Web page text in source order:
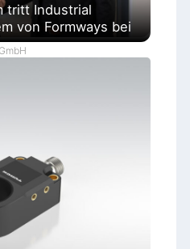
tritt Industrial
von Formways bei